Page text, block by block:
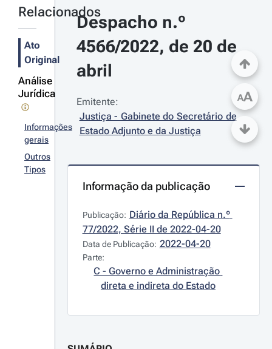
Relacionados
Ato
Original
Análise
Jurídica
Informações
gerais
Outros
Tipos
Despacho n.º
4566/2022, de 20 de
abril
Emitente:
Justiça - Gabinete do Secretário de
Estado Adjunto e da Justiça
Informação da publicação
Publicação: Diário da República n.º
77/2022, Série II de 2022-04-20
Data de Publicação: 2022-04-20
Parte:
C - Governo e Administração
direta e indireta do Estado
AA